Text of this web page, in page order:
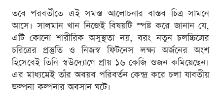
তবে পরবর্তীতে এই সমস্ত আলোচনার বাস্তব চিত্র সামনে
আসে। সালমান খান নিজেই বিষয়টি স্পষ্ট করে জানান যে,
এটি কোনো শারীরিক অসুস্থতা নয়, বরং নতুন চলচ্চিত্রের
চরিত্রের প্রস্তুতি ও নিজস্ব ফিটনেস লক্ষ্য অর্জনের অংশ
হিসেবেই তিনি স্বউদ্যোগে প্রায় ১৬ কেজি ওজন কমিয়েছেন।
এর মাধ্যমেই তাঁর অবয়ব পরিবর্তন কেন্দ্র করে চলা যাবতীয়
জল্পনা-কল্পনার অবসান ঘটে।